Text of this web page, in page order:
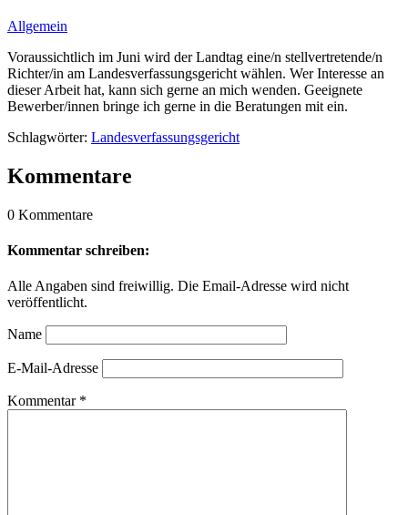
Allgemein
Voraussichtlich im Juni wird der Landtag eine/n stellvertretende/n
Richter/in am Landesverfassungsgericht wählen. Wer Interesse an
dieser Arbeit hat, kann sich gerne an mich wenden. Geeignete
Bewerber/innen bringe ich gerne in die Beratungen mit ein.
Schlagwörter: Landesverfassungsgericht
Kommentare
0 Kommentare
Kommentar schreiben:
Alle Angaben sind freiwillig. Die Email-Adresse wird nicht
veröffentlicht.
Name
E-Mail-Adresse
Kommentar *